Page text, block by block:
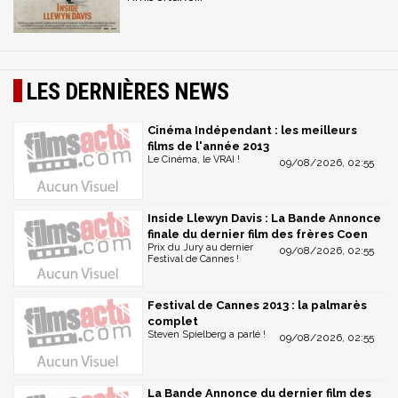
LES DERNIÈRES NEWS
Cinéma Indépendant : les meilleurs
films de l'année 2013
09/08/2026, 02:55
Le Cinéma, le VRAI !
Inside Llewyn Davis : La Bande Annonce
finale du dernier film des frères Coen
09/08/2026, 02:55
Prix du Jury au dernier
Festival de Cannes !
Festival de Cannes 2013 : la palmarès
complet
09/08/2026, 02:55
Steven Spielberg a parlé !
La Bande Annonce du dernier film des